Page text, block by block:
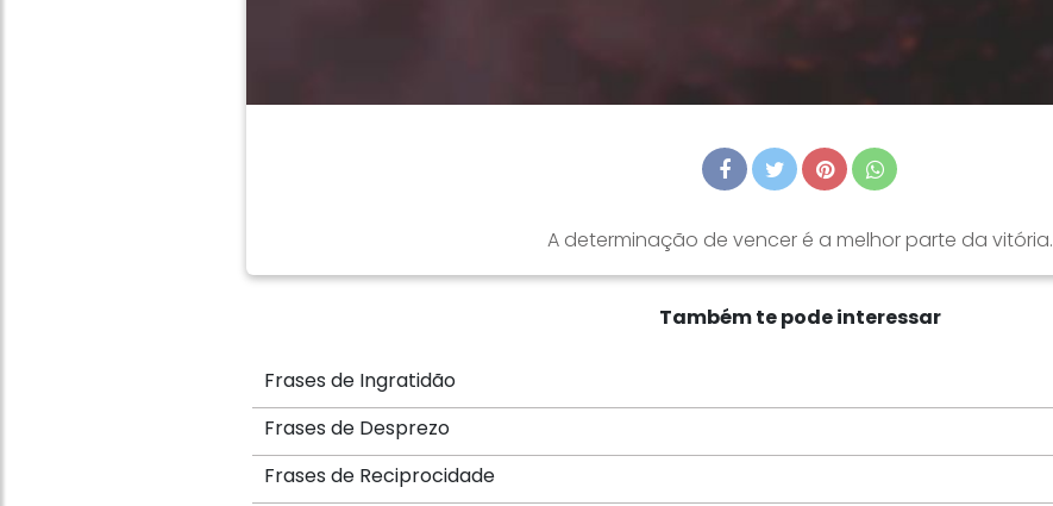
A determinação de vencer é a melhor parte da vitória.
Também te pode interessar
Frases de Ingratidão
Frases de Desprezo
Frases de Reciprocidade